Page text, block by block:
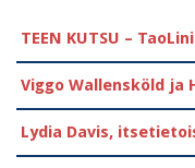
TEEN KUTSU –
Viggo Wallensköld
Lydia Davis,